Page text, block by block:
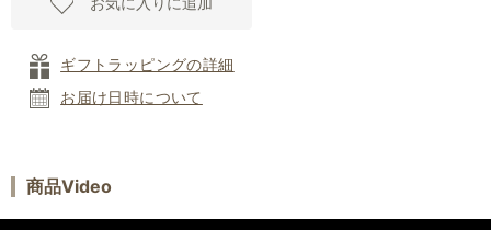
ギフトラッピングの詳細
お届け日時について
商品Video